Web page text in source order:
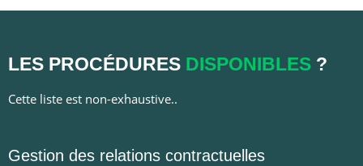
LES PROCÉDURES DISPONIBLES ?
Cette liste est non-exhaustive..
Gestion des relations contractuelles